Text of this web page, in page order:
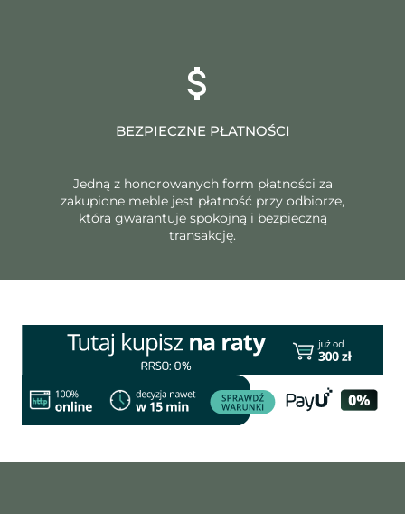
BEZPIECZNE PŁATNOŚCI
Jedną z honorowanych form płatności za
zakupione meble jest płatność przy odbiorze,
która gwarantuje spokojną i bezpieczną
transakcję.